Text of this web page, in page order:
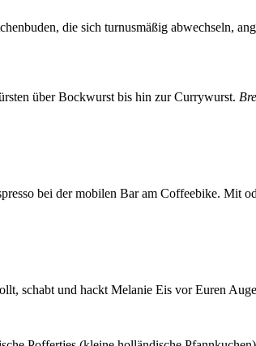
die sich turnusmäßig abwechseln,
über Bockwurst bis hin zur Currywurst.
bei der mobilen Bar am Coffeebike. Mit
schabt und hackt Melanie Eis vor Euren